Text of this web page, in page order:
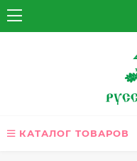
КАТАЛОГ ТОВАРОВ